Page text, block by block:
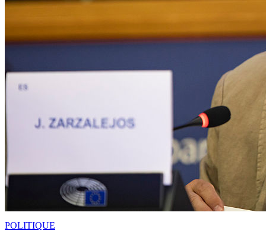
POLITIQUE